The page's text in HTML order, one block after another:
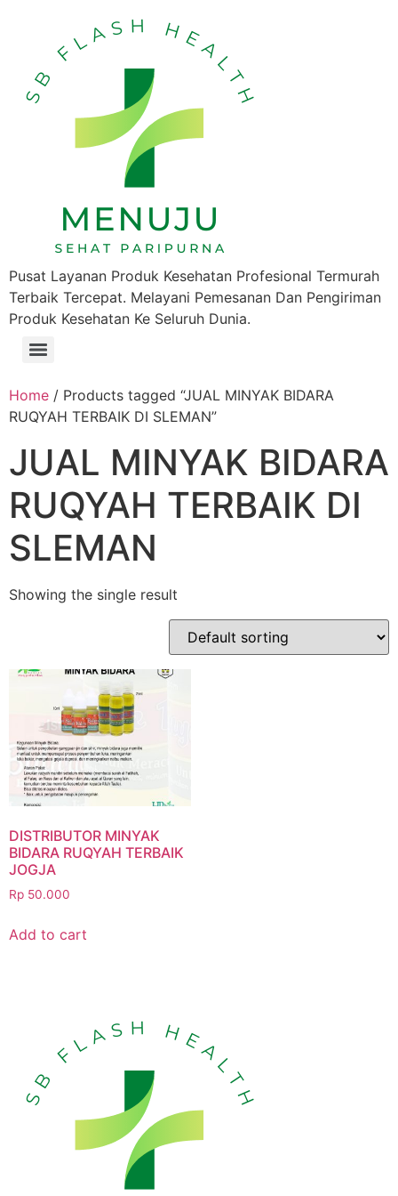
Pusat Layanan Produk Kesehatan Profesional Termurah
Terbaik Tercepat. Melayani Pemesanan Dan Pengiriman
Produk Kesehatan Ke Seluruh Dunia.
Home / Products tagged “JUAL MINYAK BIDARA
RUQYAH TERBAIK DI SLEMAN”
JUAL MINYAK BIDARA
RUQYAH TERBAIK DI
SLEMAN
Showing the single result
DISTRIBUTOR MINYAK
BIDARA RUQYAH TERBAIK
JOGJA
Rp 50.000
Add to cart